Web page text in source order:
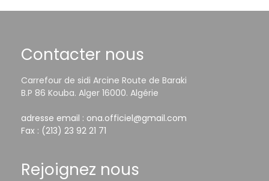
Contacter nous
Carrefour de sidi Arcine Route de Baraki
B.P 86 Kouba. Alger 16000. Algérie
adresse email : ona.officiel@gmail.com
Fax : (213) 23 92 21 71
Rejoignez nous